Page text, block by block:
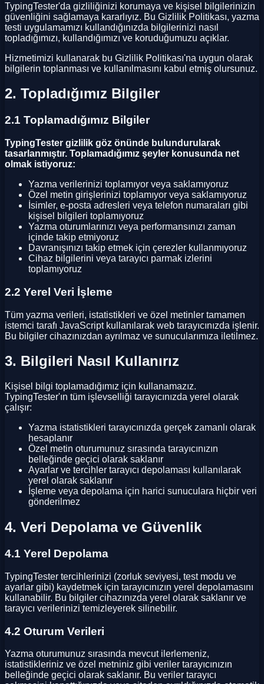
TypingTester'da gizliliğinizi korumaya ve kişisel bilgilerinizin
güvenliğini sağlamaya kararlıyız. Bu Gizlilik Politikası, yazma
testi uygulamamızı kullandığınızda bilgilerinizi nasıl
topladığımızı, kullandığımızı ve koruduğumuzu açıklar.
Hizmetimizi kullanarak bu Gizlilik Politikası'na uygun olarak
bilgilerin toplanması ve kullanılmasını kabul etmiş olursunuz.
2. Topladığımız Bilgiler
2.1 Toplamadığımız Bilgiler
TypingTester gizlilik göz önünde bulundurularak
tasarlanmıştır. Toplamadığımız şeyler konusunda net
olmak istiyoruz:
Yazma verilerinizi toplamıyor veya saklamıyoruz
Özel metin girişlerinizi toplamıyor veya saklamıyoruz
İsimler, e-posta adresleri veya telefon numaraları gibi
kişisel bilgileri toplamıyoruz
Yazma oturumlarınızı veya performansınızı zaman
içinde takip etmiyoruz
Davranışınızı takip etmek için çerezler kullanmıyoruz
Cihaz bilgilerini veya tarayıcı parmak izlerini
toplamıyoruz
2.2 Yerel Veri İşleme
Tüm yazma verileri, istatistikleri ve özel metinler tamamen
istemci tarafı JavaScript kullanılarak web tarayıcınızda işlenir.
Bu bilgiler cihazınızdan ayrılmaz ve sunucularımıza iletilmez.
3. Bilgileri Nasıl Kullanırız
Kişisel bilgi toplamadığımız için kullanamazız.
TypingTester'ın tüm işlevselliği tarayıcınızda yerel olarak
çalışır:
Yazma istatistikleri tarayıcınızda gerçek zamanlı olarak
hesaplanır
Özel metin oturumunuz sırasında tarayıcınızın
belleğinde geçici olarak saklanır
Ayarlar ve tercihler tarayıcı depolaması kullanılarak
yerel olarak saklanır
İşleme veya depolama için harici sunuculara hiçbir veri
gönderilmez
4. Veri Depolama ve Güvenlik
4.1 Yerel Depolama
TypingTester tercihlerinizi (zorluk seviyesi, test modu ve
ayarlar gibi) kaydetmek için tarayıcınızın yerel depolamasını
kullanabilir. Bu bilgiler cihazınızda yerel olarak saklanır ve
tarayıcı verilerinizi temizleyerek silinebilir.
4.2 Oturum Verileri
Yazma oturumunuz sırasında mevcut ilerlemeniz,
istatistikleriniz ve özel metniniz gibi veriler tarayıcınızın
belleğinde geçici olarak saklanır. Bu veriler tarayıcı